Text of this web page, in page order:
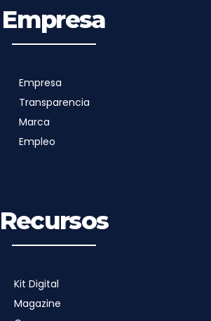
Empresa
Empresa
Transparencia
Marca
Empleo
Recursos
Kit Digital
Magazine